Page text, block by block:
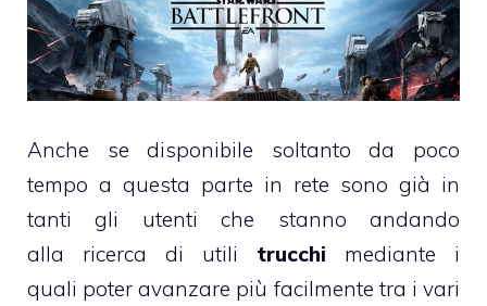
Anche se disponibile soltanto da poco
tempo a questa parte in rete sono già in
tanti gli utenti che stanno andando
alla ricerca di utili trucchi mediante i
quali poter avanzare più facilmente tra i vari